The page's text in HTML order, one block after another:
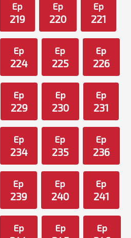
Ep
219
Ep
220
Ep
221
Ep
224
Ep
225
Ep
226
Ep
229
Ep
230
Ep
231
Ep
234
Ep
235
Ep
236
Ep
239
Ep
240
Ep
241
Ep Ep Ep